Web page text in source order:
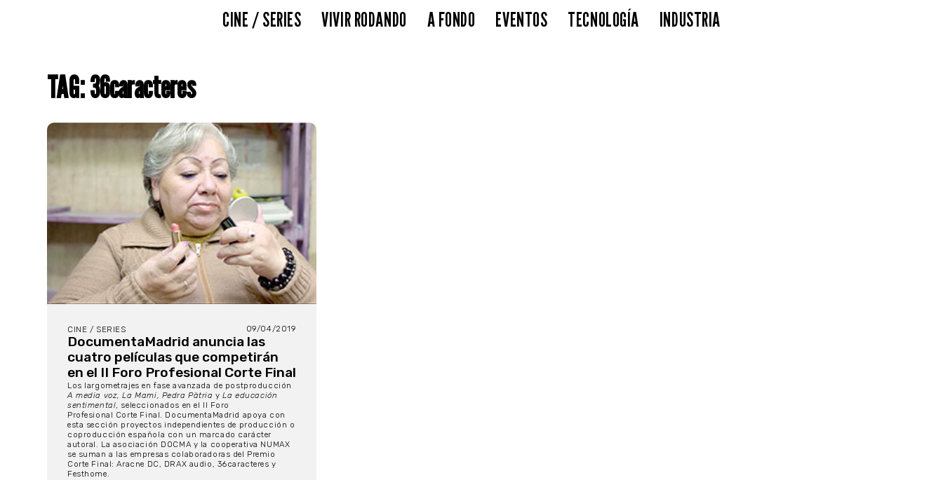
CINE / SERIES VIVIR RODANDO A FONDO EVENTOS TECNOLOGÍA INDUSTRIA
TAG: 36caracteres
CINE / SERIES 09/04/2019
DocumentaMadrid anuncia las
cuatro películas que competirán
en el II Foro Profesional Corte Final
Los largometrajes en fase avanzada de postproducción
A media voz, La Mami, Pedra Pàtria yLa educación
sentimental, seleccionados en el II Foro
Profesional Corte Final. DocumentaMadrid apoya con
esta sección proyectos independientes de producción o
coproducción española con un marcado carácter
autoral. La asociación DOCMA y la cooperativa NUMAX
se suman a las empresas colaboradoras del Premio
Corte Final: Aracne DC, DRAX audio, 36caracteres y
Festhome.